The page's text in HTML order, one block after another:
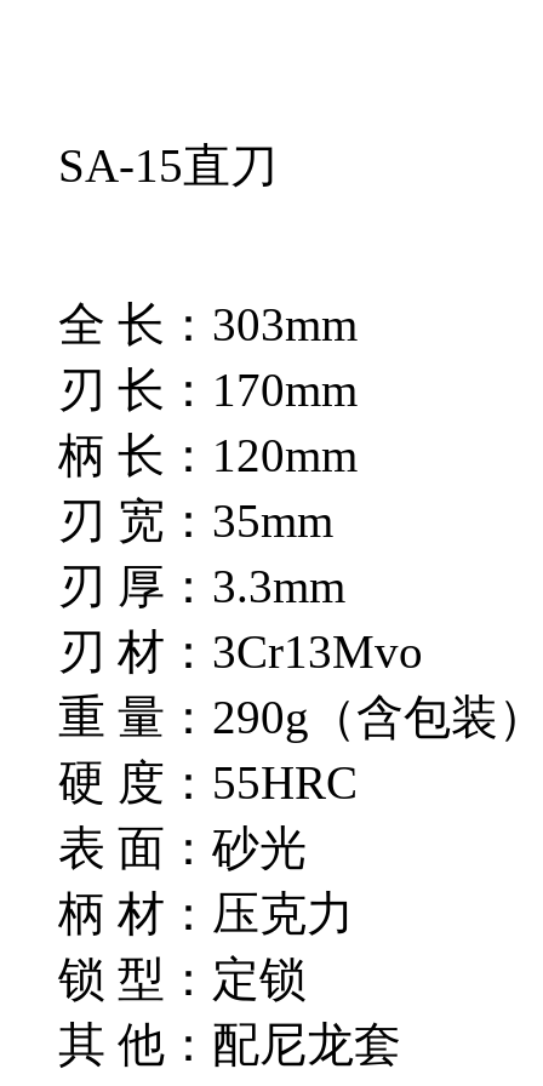
SA-15直刀
全 长：303mm
刃 长：170mm
柄 长：120mm
刃 宽：35mm
刃 厚：3.3mm
刃 材：3Cr13Mvo
重 量：290g（含包装
硬 度：55HRC
表 面：砂光
柄 材：压克力
锁 型：定锁
其 他：配尼龙套